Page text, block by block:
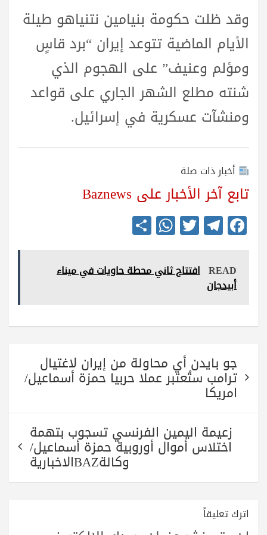
وقد ظلت حكومة بنيامين نتنياهو طيلة
الأيام الماضية تتوعد إيران “برد قاسٍ
ومؤلم وعنيف” على الهجوم الذي
شنته مطلع الشهر الجاري على قواعد
ومنشآت عسكرية في إسرائيل.
أخبار ذات صلة
تابع آخر الأخبار على Baznews
Fa
ce
bo
ok
Te
le
gr
a
T
wi
tte
r
W
ha
ts
A
re READ افتتاح ثاني محطة حاويات في ميناء
أبيدجان
المقالات
جو بايدن أي محاولة من إيران لاغتيال
ترامب ستُعتبر عملا حربيا حمزة أسماعيل/
امريكا
زعيمة اليمين الفرنسي تسجوب بتهمة
اختلاس أموال أوروبية حمزة أسماعيل/
وكالةBAZالاخبارية
اترك تعليقاً